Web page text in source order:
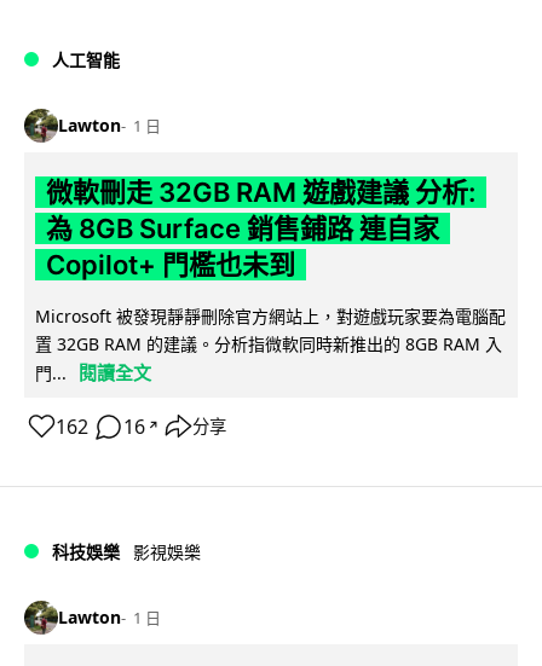
人工智能
Lawton 1 日
微軟刪走 32GB RAM 遊戲建議 分析:
為 8GB Surface 銷售鋪路 連自家
Copilot+ 門檻也未到
Microsoft 被發現靜靜刪除官方網站上，對遊戲玩家要為電腦配
置 32GB RAM 的建議。分析指微軟同時新推出的 8GB RAM 入
門...
閱讀全文
162 16 ↗ 分享
科技娛樂 影視娛樂
Lawton 1 日